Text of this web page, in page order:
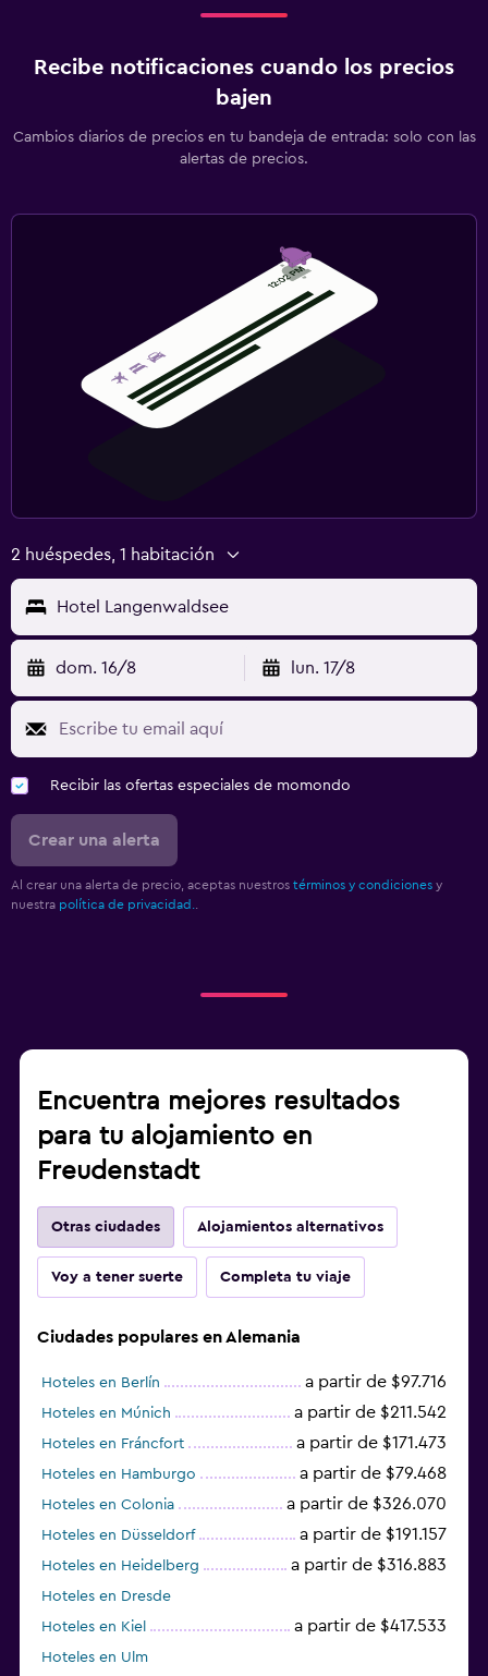
Recibe notificaciones cuando los precios
bajen
Cambios diarios de precios en tu bandeja de entrada: solo con las
alertas de precios.
2 huéspedes, 1 habitación
Hotel Langenwaldsee
dom. 16/8 lun. 17/8
Recibir las ofertas especiales de momondo
Crear una alerta
Al crear una alerta de precio, aceptas nuestros términos y condiciones y
nuestra política de privacidad.
Encuentra mejores resultados
para tu alojamiento en
Freudenstadt
Otras ciudades Alojamientos alternativos
Voy a tener suerte Completa tu viaje
Ciudades populares en Alemania
Hoteles en Berlín a partir de $97.716
Hoteles en Múnich a partir de $211.542
Hoteles en Fráncfort a partir de $171.473
Hoteles en Hamburgo a partir de $79.468
Hoteles en Colonia a partir de $326.070
Hoteles en Düsseldorf a partir de $191.157
Hoteles en Heidelberg a partir de $316.883
Hoteles en Dresde
Hoteles en Kiel
a partir de $417.533
Hoteles en Ulm